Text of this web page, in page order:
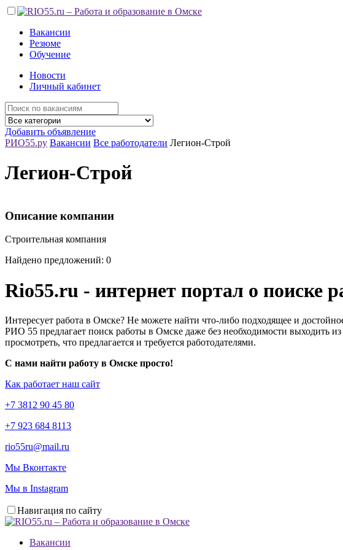
Вакансии
Резюме
Обучение
Новости
Личный кабинет
Добавить объявление
РИО55.ру Вакансии Все работодатели Легион-Строй
Легион-Строй
Описание компании
Строительная компания
Найдено предложений: 0
Rio55.ru - интернет портал о поиске
Интересует работа в Омске? Не можете найти что-либо подходящее и
РИО 55 предлагает поиск работы в Омске даже без необходимости выходить
просмотреть, что предлагается и требуется работодателями.
С нами найти работу в Омске просто!
Как работает наш сайт
+7 3812 90 45 80
+7 923 684 8113
rio55ru@mail.ru
Мы Вконтакте
Мы в Instagram
Навигация по сайту
Вакансии